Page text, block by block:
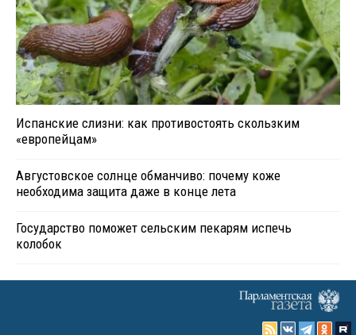
Испанские слизни: как противостоять скользким
«европейцам»
Августовское солнце обманчиво: почему коже
необходима защита даже в конце лета
Государство поможет сельским пекарям испечь
колобок